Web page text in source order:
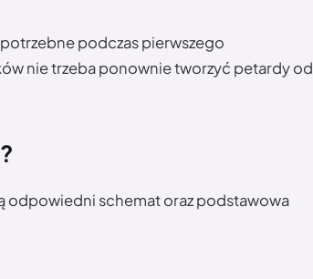
podczas pierwszego
nie trzeba ponownie tworzyć petardy od
odpowiedni schemat oraz podstawowa